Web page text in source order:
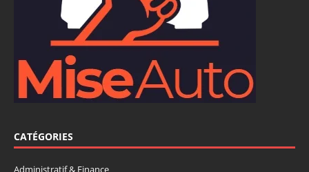
CATÉGORIES
Administratif & Finance